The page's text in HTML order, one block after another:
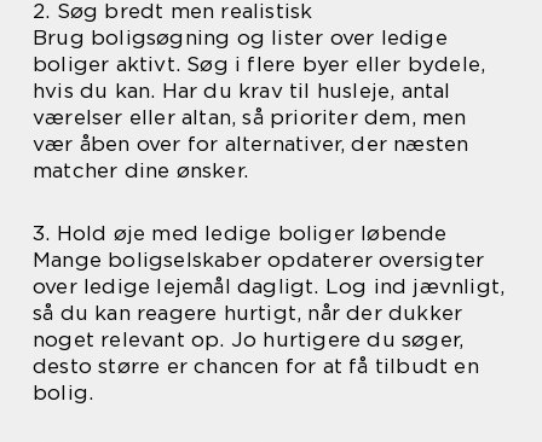
2. Søg bredt men realistisk
Brug boligsøgning og lister over ledige
boliger aktivt. Søg i flere byer eller bydele,
hvis du kan. Har du krav til husleje, antal
værelser eller altan, så prioriter dem, men
vær åben over for alternativer, der næsten
matcher dine ønsker.
3. Hold øje med ledige boliger løbende
Mange boligselskaber opdaterer oversigter
over ledige lejemål dagligt. Log ind jævnligt,
så du kan reagere hurtigt, når der dukker
noget relevant op. Jo hurtigere du søger,
desto større er chancen for at få tilbudt en
bolig.